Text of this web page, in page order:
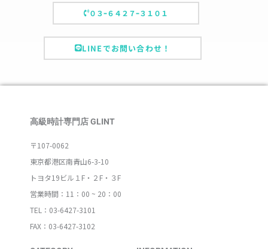
０３ｰ６４２７ｰ３１０１
LINEでお問い合わせ！
高級時計専門店 GLINT
〒107-0062
東京都港区南青山6-3-10
トヨタ19ビル１F・２F・３F
営業時間：11：00 ~ 20：00
TEL：03-6427-3101
FAX：03-6427-3102